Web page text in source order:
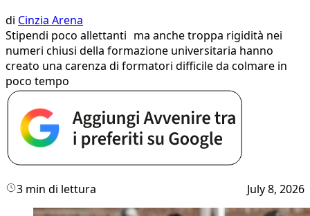
di Cinzia Arena
Stipendi poco allettanti ma anche troppa rigidità nei
numeri chiusi della formazione universitaria hanno
creato una carenza di formatori difficile da colmare in
poco tempo
3 min di lettura July 8, 2026